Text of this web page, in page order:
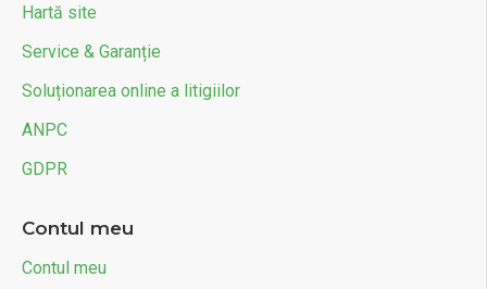
Hartă site
Service & Garanție
Soluționarea online a litigiilor
ANPC
GDPR
Contul meu
Contul meu